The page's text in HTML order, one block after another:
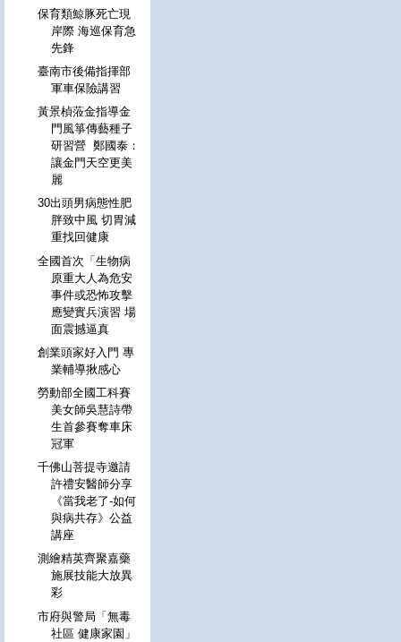
保育類鯨豚死亡現
岸際 海巡保育急
先鋒
臺南市後備指揮部
軍車保險講習
黃景楨蒞金指導金
門風箏傳藝種子
研習營 鄭國泰：
讓金門天空更美
麗
30出頭男病態性肥
胖致中風 切胃減
重找回健康
全國首次「生物病
原重大人為危安
事件或恐怖攻擊
應變實兵演習 場
面震撼逼真
創業頭家好入門 專
業輔導揪感心
勞動部全國工科賽
美女師吳慧詩帶
生首參賽奪車床
冠軍
千佛山菩提寺邀請
許禮安醫師分享
《當我老了-如何
與病共存》公益
講座
測繪精英齊聚嘉藥
施展技能大放異
彩
市府與警局「無毒
社區 健康家園」